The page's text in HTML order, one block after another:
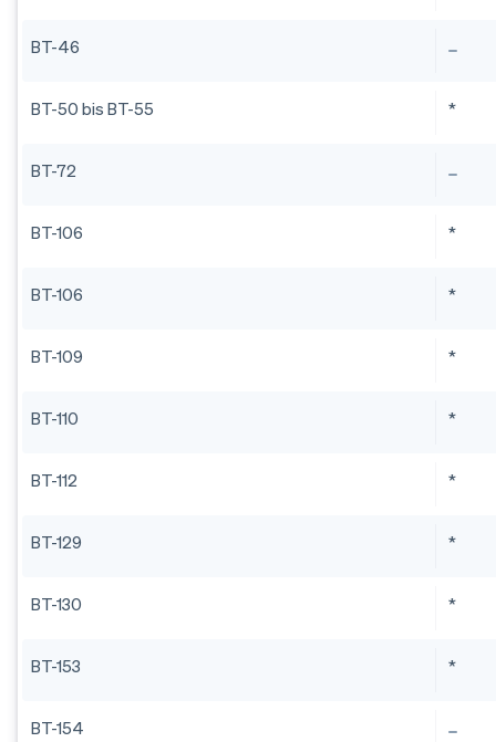
BT-46
BT-50 bis BT-55 *
BT-72
BT-106 *
BT-106 *
BT-109 *
BT-110 *
BT-112 *
BT-129 *
BT-130 *
BT-153 *
BT-154